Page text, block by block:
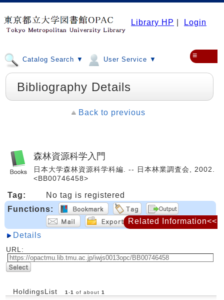
Library HP Login
Catalog Search ▼ User Service ▼ ≡
Bibliography Details
Back to previous
森林資源科学入門
日本大学森林資源科学科編. -- 日本林業調査会, 2002.
<BB00746458>
Tag:
No tag is registered
Functions:
Details
URL:
HoldingsList 1 -1 of about 1
Related Information<<